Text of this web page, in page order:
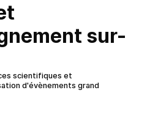
sur-
scientifiques et
d'évènements grand